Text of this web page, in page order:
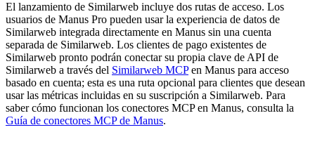
El lanzamiento de Similarweb incluye dos rutas de acceso. Los
usuarios de Manus Pro pueden usar la experiencia de datos de
Similarweb integrada directamente en Manus sin una cuenta
separada de Similarweb. Los clientes de pago existentes de
Similarweb pronto podrán conectar su propia clave de API de
Similarweb a través del Similarweb MCP en Manus para acceso
basado en cuenta; esta es una ruta opcional para clientes que desean
usar las métricas incluidas en su suscripción a Similarweb. Para
saber cómo funcionan los conectores MCP en Manus, consulta la
Guía de conectores MCP de Manus.